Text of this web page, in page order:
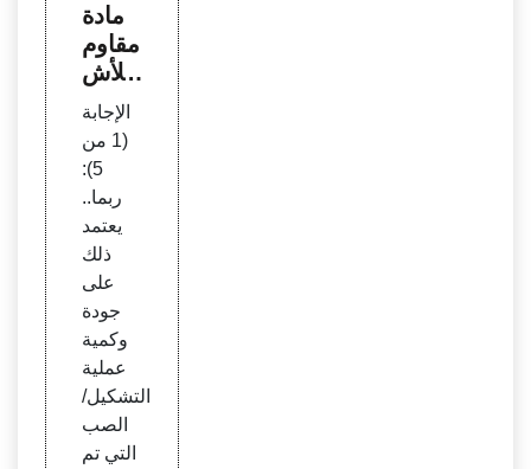
مادة
مقاوم
ة للأش
عة فو
ق الب
نفسج
ية لمف
تاح ال
غشاء
الخار
جي
الإجابة
(1 من
5):
ربما..
يعتمد
ذلك
على
جودة
وكمية
عملية
التشكيل/
الصب
التي تم